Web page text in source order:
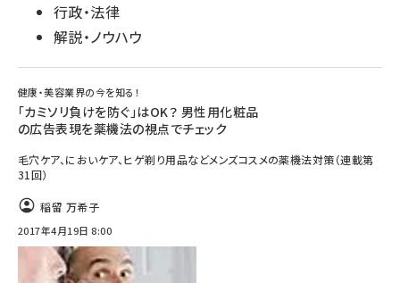
行政・法律
解説・ノウハウ
健康・美容業界の今を知る！
「カミソリ負けを防ぐ」はOK？ 男性用化粧品
の広告表現を薬機法の視点でチェック
毛穴ケア、においケア、ヒゲ剃り用品などメンズコスメの薬機法対策（連載第
31回）
稲留 万希子
2017年4月19日 8:00